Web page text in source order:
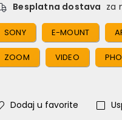
Besplatna dostava za
SONY E-MOUNT
ZOOM VIDEO
Dodaj u favorite